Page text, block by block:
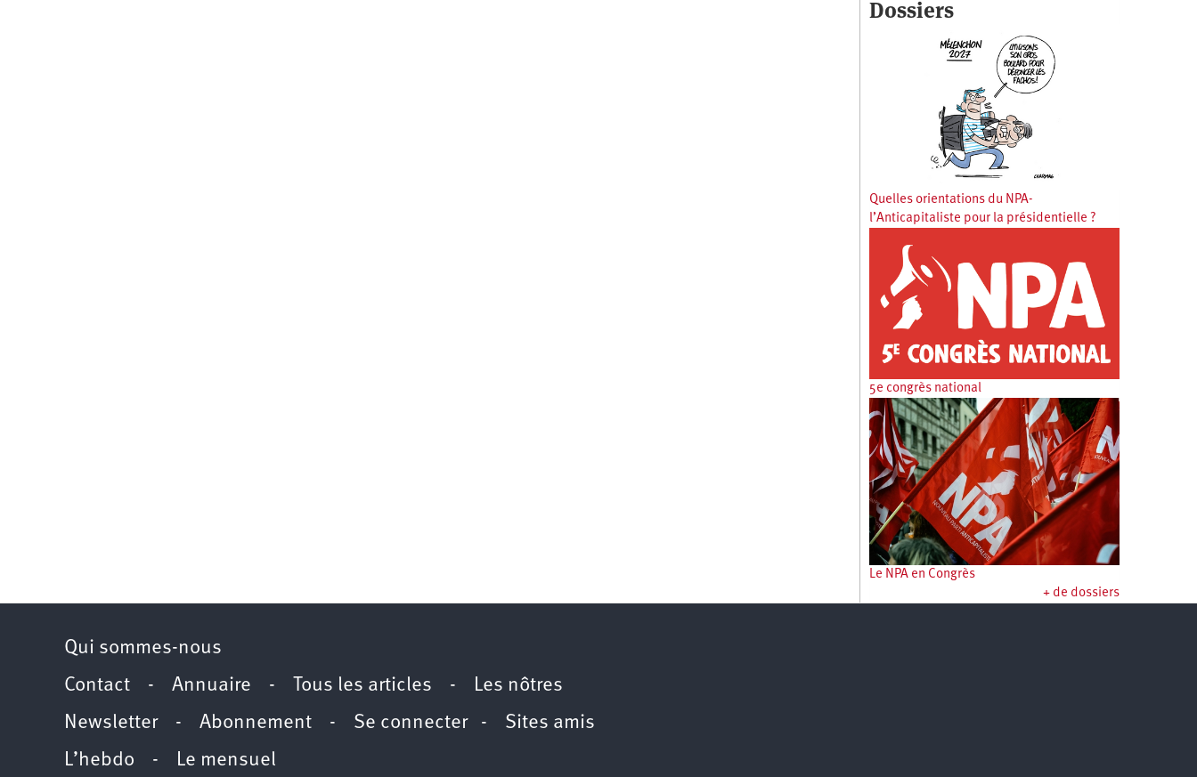
Dossiers
Quelles orientations du NPA-
l’Anticapitaliste pour la présidentielle ?
5e congrès national
Le NPA en Congrès
+ de dossiers
Qui sommes-nous
Contact - Annuaire - Tous les articles - Les nôtres
Newsletter- Abonnement - Se connecter- Sites amis
L’hebdo - Le mensuel